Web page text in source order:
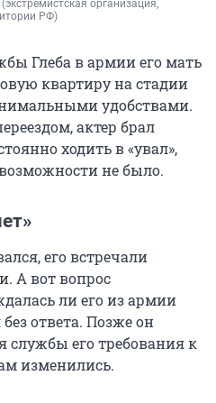
(экстремистская организация,
РФ)
Глеба в армии его мать
квартиру на стадии
удобствами.
актер брал
ходить в «увал»,
не было.
его встречали
А вот вопрос
ли его из армии
ответа. Позже он
службы его требования к
изменились.